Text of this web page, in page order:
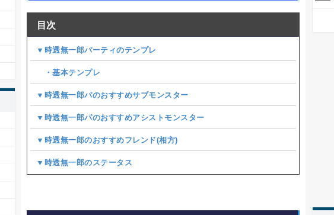
目次
▼時透無一郎パーティのテンプレ
・基本テンプレ
▼時透無一郎パのおすすめサブモンスター
▼時透無一郎パのおすすめアシストモンスター
▼時透無一郎のおすすめフレンド(相方)
▼時透無一郎のステータス